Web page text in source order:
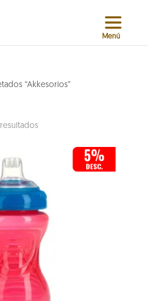
“Akkesorios”
Sorted
popularity